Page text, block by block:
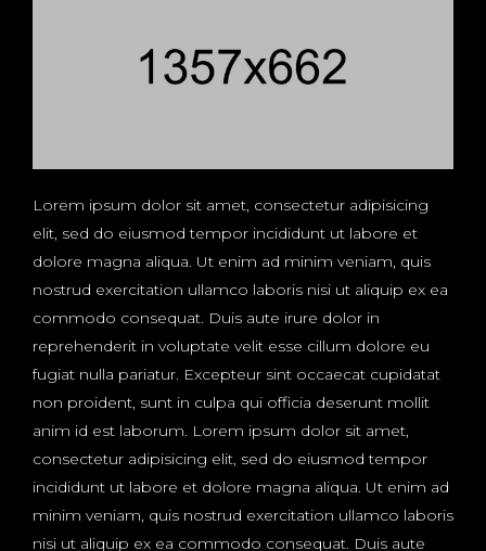
Lorem ipsum dolor sit amet, consectetur adipisicing
elit, sed do eiusmod tempor incididunt ut labore et
dolore magna aliqua. Ut enim ad minim veniam, quis
nostrud exercitation ullamco laboris nisi ut aliquip ex ea
commodo consequat. Duis aute irure dolor in
reprehenderit in voluptate velit esse cillum dolore eu
fugiat nulla pariatur. Excepteur sint occaecat cupidatat
non proident, sunt in culpa qui officia deserunt mollit
anim id est laborum. Lorem ipsum dolor sit amet,
consectetur adipisicing elit, sed do eiusmod tempor
incididunt ut labore et dolore magna aliqua. Ut enim ad
minim veniam, quis nostrud exercitation ullamco laboris
nisi ut aliquip ex ea commodo consequat. Duis aute